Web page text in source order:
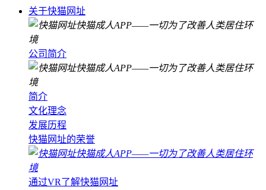
关于快猫网址
公司简介
简介
文化理念
发展历程
快猫网址的荣誉
通过VR了解快猫网址